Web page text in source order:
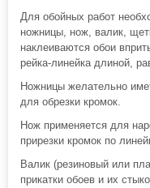
Для обойных работ
ножницы, нож, валик,
наклеиваются обои
рейка-линейка длиной,
Ножницы желательно
для обрезки кромок.
Нож применяется для
прирезки кромок по
Валик (резиновый или
прикатки обоев и их